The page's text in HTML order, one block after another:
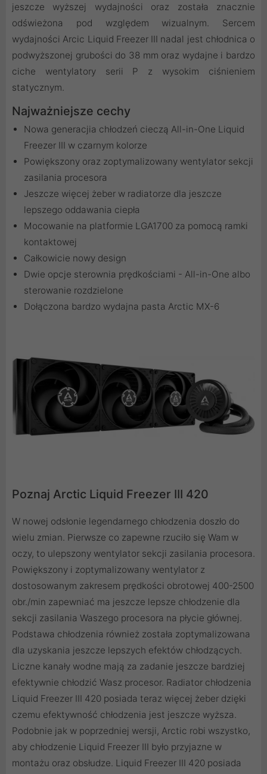
jeszcze wyższej wydajności oraz została znacznie
odświeżona pod względem wizualnym. Sercem
wydajności Arcic Liquid Freezer III nadal jest chłodnica o
podwyższonej grubości do 38 mm oraz wydajne i bardzo
ciche wentylatory serii P z wysokim ciśnieniem
statycznym.
Najważniejsze cechy
Nowa generacjia chłodzeń cieczą All-in-One Liquid
Freezer III w czarnym kolorze
Powiększony oraz zoptymalizowany wentylator sekcji
zasilania procesora
Jeszcze więcej żeber w radiatorze dla jeszcze
lepszego oddawania ciepła
Mocowanie na platformie LGA1700 za pomocą ramki
kontaktowej
Całkowicie nowy design
Dwie opcje sterownia prędkościami - All-in-One albo
sterowanie rozdzielone
Dołączona bardzo wydajna pasta Arctic MX-6
Poznaj Arctic Liquid Freezer III 420
W nowej odsłonie legendarnego chłodzenia doszło do
wielu zmian. Pierwsze co zapewne rzuciło się Wam w
oczy, to ulepszony wentylator sekcji zasilania procesora.
Powiększony i zoptymalizowany wentylator z
dostosowanym zakresem prędkości obrotowej 400-2500
obr./min zapewniać ma jeszcze lepsze chłodzenie dla
sekcji zasilania Waszego procesora na płycie głównej.
Podstawa chłodzenia również została zoptymalizowana
dla uzyskania jeszcze lepszych efektów chłodzących.
Liczne kanały wodne mają za zadanie jeszcze bardziej
efektywnie chłodzić Wasz procesor. Radiator chłodzenia
Liquid Freezer III 420 posiada teraz więcej żeber dzięki
czemu efektywność chłodzenia jest jeszcze wyższa.
Podobnie jak w poprzedniej wersji, Arctic robi wszystko,
aby chłodzenie Liquid Freezer III było przyjazne w
montażu oraz obsłudze. Liquid Freezer III 420 posiada